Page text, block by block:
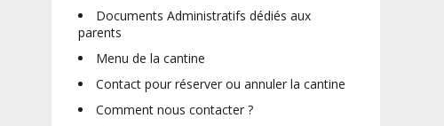
Documents Administratifs dédiés aux
parents
Menu de la cantine
Contact pour réserver ou annuler la cantine
Comment nous contacter ?